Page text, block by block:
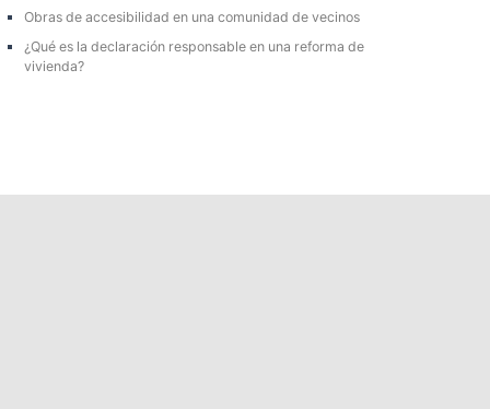
:Obras de accesibilidad en una comunidad de vecinos
¿Qué es la declaración responsable en una reforma de
vivienda?